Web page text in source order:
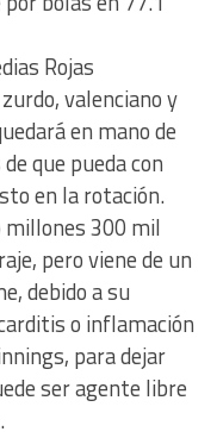
Rojas
valenciano y
en mano de
que pueda con
en la rotación.
millones 300 mil
pero viene de un
debido a su
o inflamación
para dejar
ser agente libre